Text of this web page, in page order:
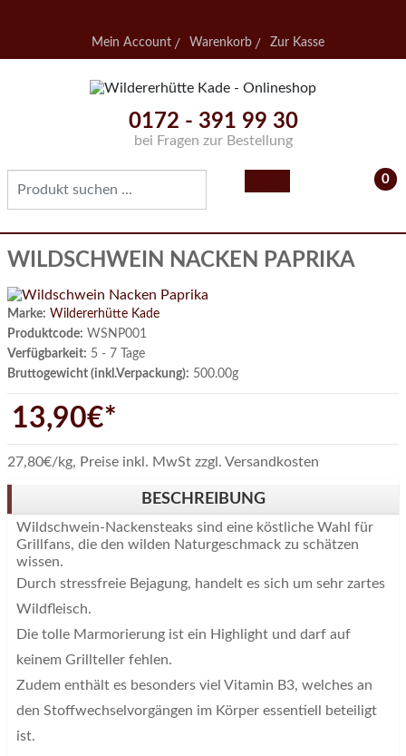
Mein Account Warenkorb Zur Kasse
0172 - 391 99 30
bei Fragen zur Bestellung
0
WILDSCHWEIN NACKEN PAPRIKA
Marke: Wildererhütte Kade
Produktcode: WSNP001
Verfügbarkeit: 5 - 7 Tage
Bruttogewicht (inkl.Verpackung): 500.00g
13,90€*
27,80€/kg, Preise inkl. MwSt zzgl. Versandkosten
BESCHREIBUNG
Wildschwein-Nackensteaks sind eine köstliche Wahl für
Grillfans, die den wilden Naturgeschmack zu schätzen
wissen.
Durch stressfreie Bejagung, handelt es sich um sehr zartes
Wildfleisch.
Die tolle Marmorierung ist ein Highlight und darf auf
keinem Grillteller fehlen.
Zudem enthält es besonders viel Vitamin B3, welches an
den Stoffwechselvorgängen im Körper essentiell beteiligt
ist.